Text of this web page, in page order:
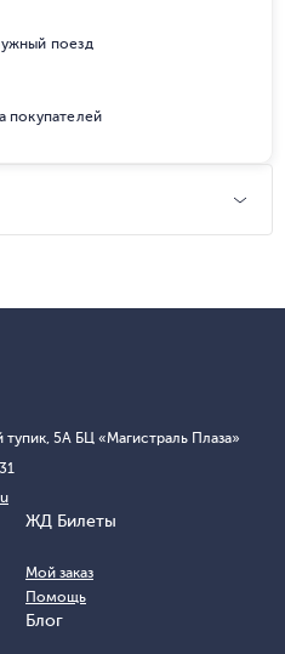
поезд
покупателей
5А БЦ «Магистраль Плаза»
ЖД Билеты
Мой заказ
Помощь
Блог